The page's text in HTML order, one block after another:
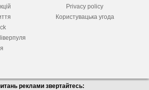
Privacy policy
Користувацька угода
реклами звертайтесь: